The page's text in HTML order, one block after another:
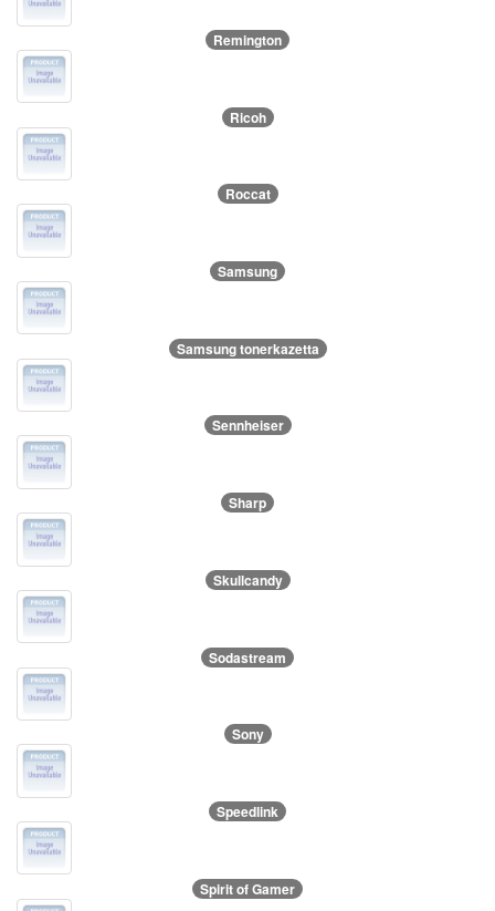
Remington
Ricoh
Roccat
Samsung
Samsung tonerkazetta
Sennheiser
Sharp
Skullcandy
Sodastream
Sony
Speedlink
Spirit of Gamer